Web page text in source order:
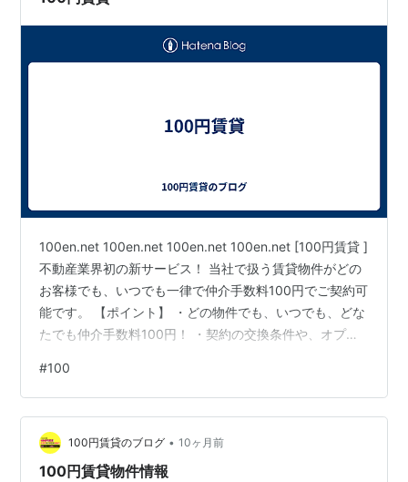
100en.net 100en.net 100en.net 100en.net [100円賃貸 ]
不動産業界初の新サービス！ 当社で扱う賃貸物件がどの
お客様でも、いつでも一律で仲介手数料100円でご契約可
能です。 【ポイント】 ・どの物件でも、いつでも、どな
たでも仲介手数料100円！ ・契約の交換条件や、オプシ
きな物件をご自身で納得いくまで探せます、強引な接客
なども一切ありません！ https://100en.net (100円賃貸
サイト) #100円賃貸#不動産#賃貸#新生活#安心契約#マ
ンション#インテリア#ひとり暮らし#お部屋探し#引越…
#100
100円賃貸のブログ • 10ヶ月前
100円賃貸物件情報